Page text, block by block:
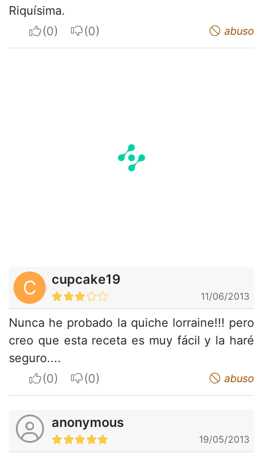
Riquísima.
I apreciateI do not appreciate abuso
C cupcake19
11/06/2013
Nunca he probado la quiche lorraine!!! pero
creo que esta receta es muy fácil y la haré
seguro....
I apreciateI do not appreciate abuso
anonymous
19/05/2013